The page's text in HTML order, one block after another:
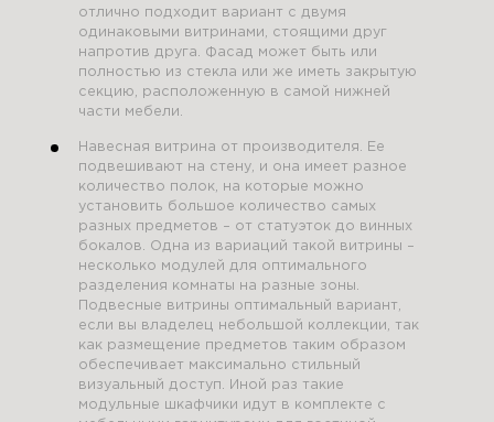
отлично подходит вариант с двумя
одинаковыми витринами, стоящими друг
напротив друга. Фасад может быть или
полностью из стекла или же иметь закрытую
секцию, расположенную в самой нижней
части мебели.
Навесная витрина от производителя. Ее
подвешивают на стену, и она имеет разное
количество полок, на которые можно
установить большое количество самых
разных предметов – от статуэток до винных
бокалов. Одна из вариаций такой витрины –
несколько модулей для оптимального
разделения комнаты на разные зоны.
Подвесные витрины оптимальный вариант,
если вы владелец небольшой коллекции, так
как размещение предметов таким образом
обеспечивает максимально стильный
визуальный доступ. Иной раз такие
модульные шкафчики идут в комплекте с